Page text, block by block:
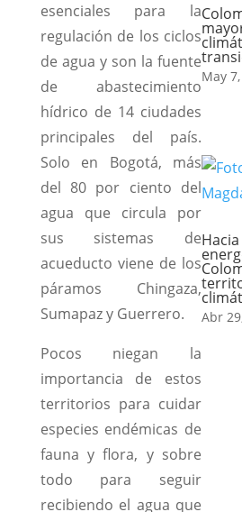
esenciales para la
regulación de los ciclos
de agua y son la fuente
de abastecimiento
hídrico de 14 ciudades
principales del país.
Solo en Bogotá, más
del 80 por ciento del
agua que circula por
sus sistemas de
acueducto viene de los
páramos Chingaza,
Sumapaz y Guerrero.
Pocos niegan la
importancia de estos
territorios para cuidar
especies endémicas de
fauna y flora, y sobre
todo para seguir
recibiendo el agua que
May
Abr